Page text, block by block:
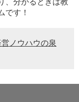
です！
ノウハウの泉